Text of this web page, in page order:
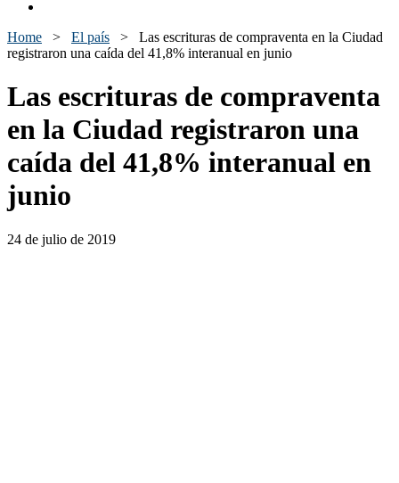
Home > El país > Las escrituras de compraventa en la Ciudad
registraron una caída del 41,8% interanual en junio
Las escrituras de compraventa
en la Ciudad registraron una
caída del 41,8% interanual en
junio
24 de julio de 2019